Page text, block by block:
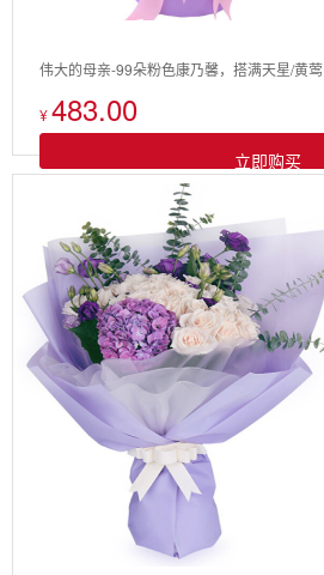
伟大的母亲-99朵粉色康乃馨，搭满天星/黄莺
¥483.00
立即购买